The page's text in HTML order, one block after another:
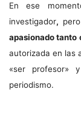
En ese
investigador,
apasionado tanto
autorizada en las
«ser profesor»
periodismo.